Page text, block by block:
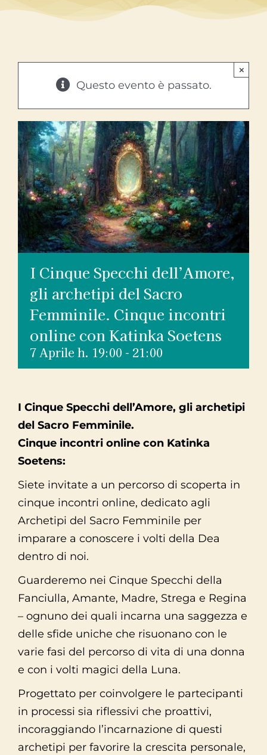
Questo evento è passato.
×
I Cinque Specchi dell’Amore,
gli archetipi del Sacro
Femminile. Cinque incontri
online con Katinka Soetens
7 Aprile h. 19:00 - 21:00
I Cinque Specchi dell’Amore, gli archetipi
del Sacro Femminile.
Cinque incontri online con Katinka
Soetens:
Siete invitate a un percorso di scoperta in
cinque incontri online, dedicato agli
Archetipi del Sacro Femminile per
imparare a conoscere i volti della Dea
dentro di noi.
Guarderemo nei Cinque Specchi della
Fanciulla, Amante, Madre, Strega e Regina
– ognuno dei quali incarna una saggezza e
delle sfide uniche che risuonano con le
varie fasi del percorso di vita di una donna
e con i volti magici della Luna.
Progettato per coinvolgere le partecipanti
in processi sia riflessivi che proattivi,
incoraggiando l’incarnazione di questi
archetipi per favorire la crescita personale,